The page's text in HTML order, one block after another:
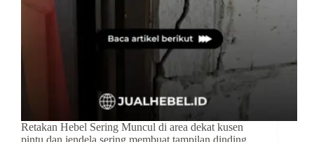
Retakan Hebel Sering Muncul di area dekat kusen
pintu dan jendela sering membuat tampilan dinding